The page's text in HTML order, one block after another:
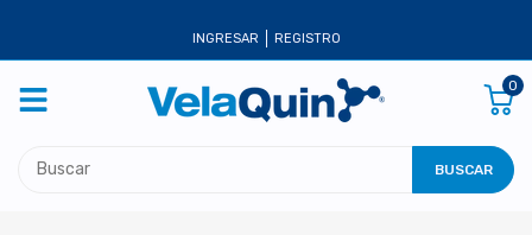
INGRESAR REGISTRO
0
BUSCAR